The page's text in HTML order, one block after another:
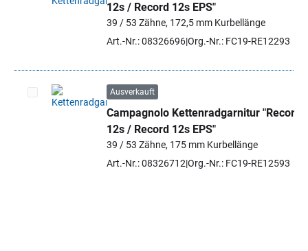
Artikel auswählen
12s / Record 12s EPS"
39 / 53 Zähne, 172,5 mm Kurbellänge
Art.-Nr.: 08326696Org.-Nr.: FC19-RE12293
Artikel auswählen
Ausverkauft
Campagnolo Kettenradgarnitur "Record
12s / Record 12s EPS"
39 / 53 Zähne, 175 mm Kurbellänge
Art.-Nr.: 08326712 Org.-Nr.: FC19-RE12593